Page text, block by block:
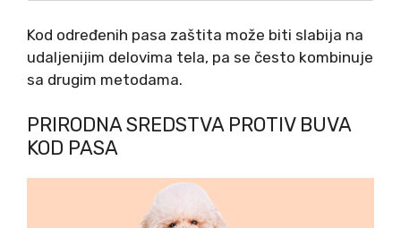
Kod određenih pasa zaštita može biti slabija na
udaljenijim delovima tela, pa se često kombinuje
sa drugim metodama.
PRIRODNA SREDSTVA PROTIV BUVA
KOD PASA